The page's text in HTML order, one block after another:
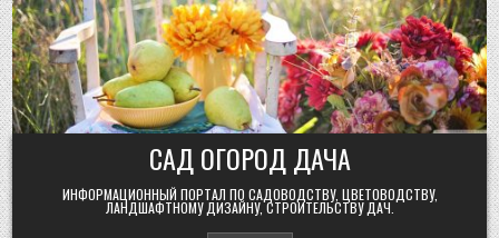
Skip
to
content
САД ОГОРОД ДАЧА
ИНФОРМАЦИОННЫЙ ПОРТАЛ ПО САДОВОДСТВУ, ЦВЕТОВОДСТВУ,
ЛАНДШАФТНОМУ ДИЗАЙНУ, СТРОИТЕЛЬСТВУ ДАЧ.